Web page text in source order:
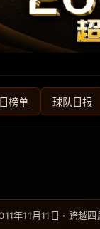
榜单 球队日报
年11月11日 · 跨越